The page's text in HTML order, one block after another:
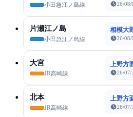
小田急江ノ島線 26/08/
片瀬江ノ島
小田急江ノ島線
相模大
26/08/
大宮
JR高崎線
上野方
26/07/
北本
JR高崎線
上野方
26/07/